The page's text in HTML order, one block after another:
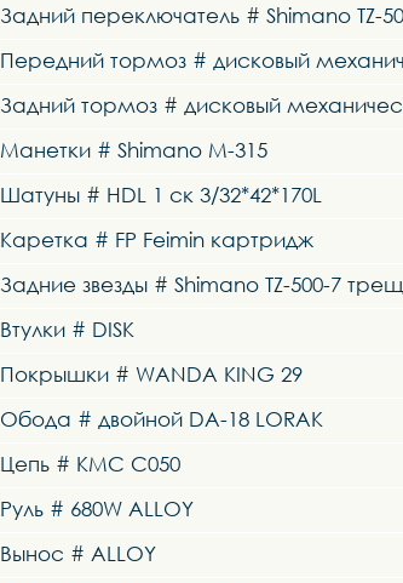
Задний переключатель # Shimano TZ-
Передний тормоз # дисковый
Задний тормоз # дисковый
Манетки # Shimano M-315
Шатуны # HDL 1 ск 3/32*42*170L
Каретка # FP Feimin картридж
Задние звезды # Shimano TZ-500-7
Втулки # DISK
Покрышки # WANDA KING 29
Обода # двойной DA-18 LORAK
Цепь # KMC C050
Руль # 680W ALLOY
Вынос # ALLOY